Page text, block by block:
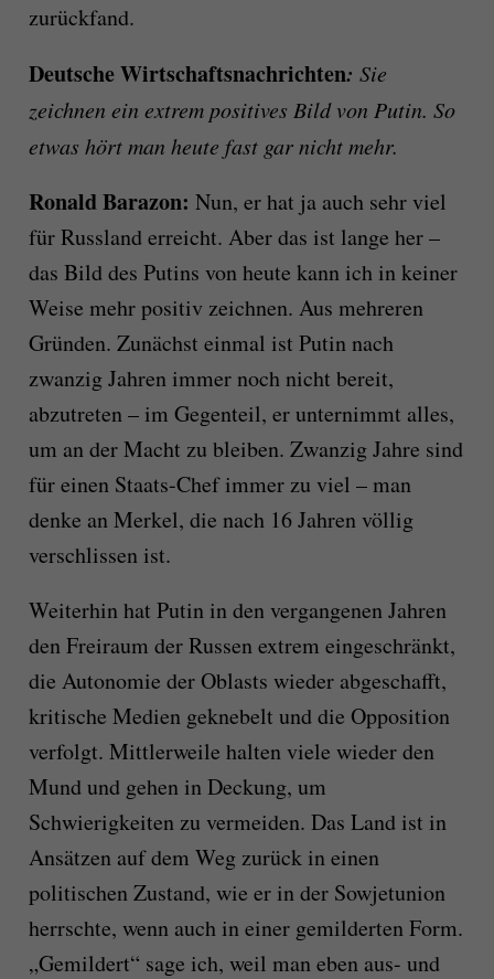
zurückfand.
Deutsche Wirtschaftsnachrichten: Sie
zeichnen ein extrem positives Bild von Putin. So
etwas hört man heute fast gar nicht mehr.
Ronald Barazon: Nun, er hat ja auch sehr viel
für Russland erreicht. Aber das ist lange her –
das Bild des Putins von heute kann ich in keiner
Weise mehr positiv zeichnen. Aus mehreren
Gründen. Zunächst einmal ist Putin nach
zwanzig Jahren immer noch nicht bereit,
abzutreten – im Gegenteil, er unternimmt alles,
um an der Macht zu bleiben. Zwanzig Jahre sind
für einen Staats-Chef immer zu viel – man
denke an Merkel, die nach 16 Jahren völlig
verschlissen ist.
Weiterhin hat Putin in den vergangenen Jahren
den Freiraum der Russen extrem eingeschränkt,
die Autonomie der Oblasts wieder abgeschafft,
kritische Medien geknebelt und die Opposition
verfolgt. Mittlerweile halten viele wieder den
Mund und gehen in Deckung, um
Schwierigkeiten zu vermeiden. Das Land ist in
Ansätzen auf dem Weg zurück in einen
politischen Zustand, wie er in der Sowjetunion
herrschte, wenn auch in einer gemilderten Form.
„Gemildert“ sage ich, weil man eben aus- und